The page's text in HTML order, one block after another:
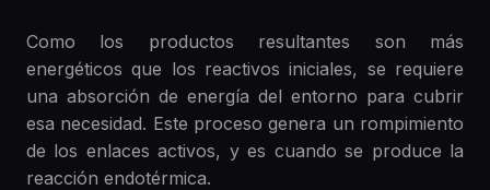
Como los productos resultantes son más
energéticos que los reactivos iniciales, se requiere
una absorción de energía del entorno para cubrir
esa necesidad. Este proceso genera un rompimiento
de los enlaces activos, y es cuando se produce la
reacción endotérmica.